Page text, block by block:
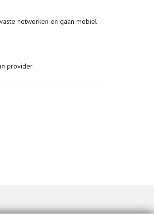
netwerken en gaan mobiel
provider.
op Linkedin